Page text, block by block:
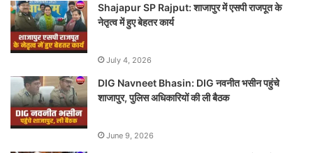
Shajapur SP Rajput: शाजापुर में एसपी राजपूत के
नेतृत्व में हुए बेहतर कार्य
July 4, 2026
DIG Navneet Bhasin: DIG नवनीत भसीन पहुंचे
शाजापुर, पुलिस अधिकारियों की ली बैठक
June 9, 2026